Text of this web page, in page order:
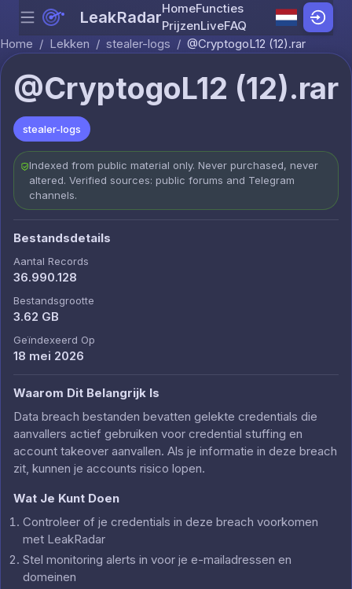
Skip to content
Menu LeakRadarHomeFuncties
PrijzenLiveFAQ
Home / Lekken / stealer-logs / @CryptogoL12 (12).rar
@CryptogoL12 (12).rar
stealer-logs
Indexed from public material only. Never purchased, never
altered. Verified sources: public forums and Telegram
channels.
Bestandsdetails
Aantal Records
36.990.128
Bestandsgrootte
3.62 GB
Geïndexeerd Op
18 mei 2026
Waarom Dit Belangrijk Is
Data breach bestanden bevatten gelekte credentials die
aanvallers actief gebruiken voor credential stuffing en
account takeover aanvallen. Als je informatie in deze breach
zit, kunnen je accounts risico lopen.
Wat Je Kunt Doen
Controleer of je credentials in deze breach voorkomen
met LeakRadar
Stel monitoring alerts in voor je e-mailadressen en
domeinen